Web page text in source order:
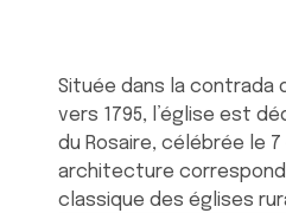
Située dans la contrada
vers 1795, l’église est
du Rosaire, célébrée le
architecture correspond
classique des églises